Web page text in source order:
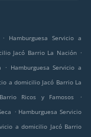
.
Hamburguesa Servicio a
Jacó Barrio La Nación .
. Hamburguesa Servicio a
a domicilio Jacó Barrio La
Ricos y Famosos
.
. Hamburguesa Servicio
a domicilio Jacó Barrio